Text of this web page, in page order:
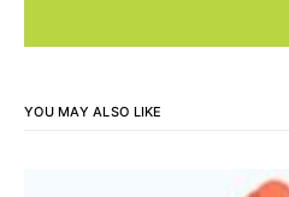
YOU MAY ALSO LIKE